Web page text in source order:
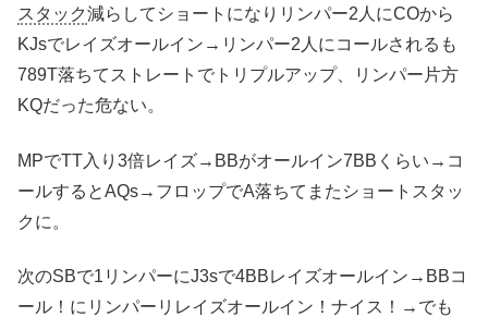
スタック減らしてショートになりリンパー2人にCOから
KJsでレイズオールイン→リンパー2人にコールされるも
789T落ちてストレートでトリプルアップ、リンパー片方
KQだった危ない。
MPでTT入り3倍レイズ→BBがオールイン7BBくらい→コ
ールするとAQs→フロップでA落ちてまたショートスタッ
クに。
次のSBで1リンパーにJ3sで4BBレイズオールイン→BBコ
ール！にリンパーリレイズオールイン！ナイス！→でも